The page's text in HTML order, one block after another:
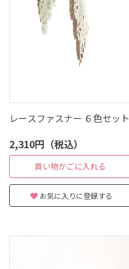
レースファスナー ６色セット
2,310円（税込）
買い物かごに入れる
お気に入りに登録する